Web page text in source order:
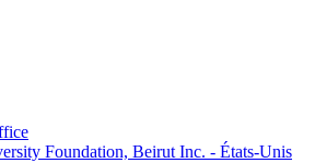
Foundation, Beirut Inc. - États-Unis